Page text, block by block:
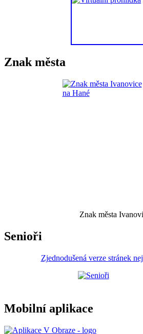
Znak města
Znak města
Senioři
Zjednodušená verze stránek
Mobilní aplikace